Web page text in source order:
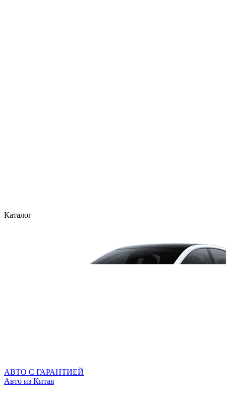
Каталог
АВТО С ГАРАНТИЕЙ
Авто из Китая